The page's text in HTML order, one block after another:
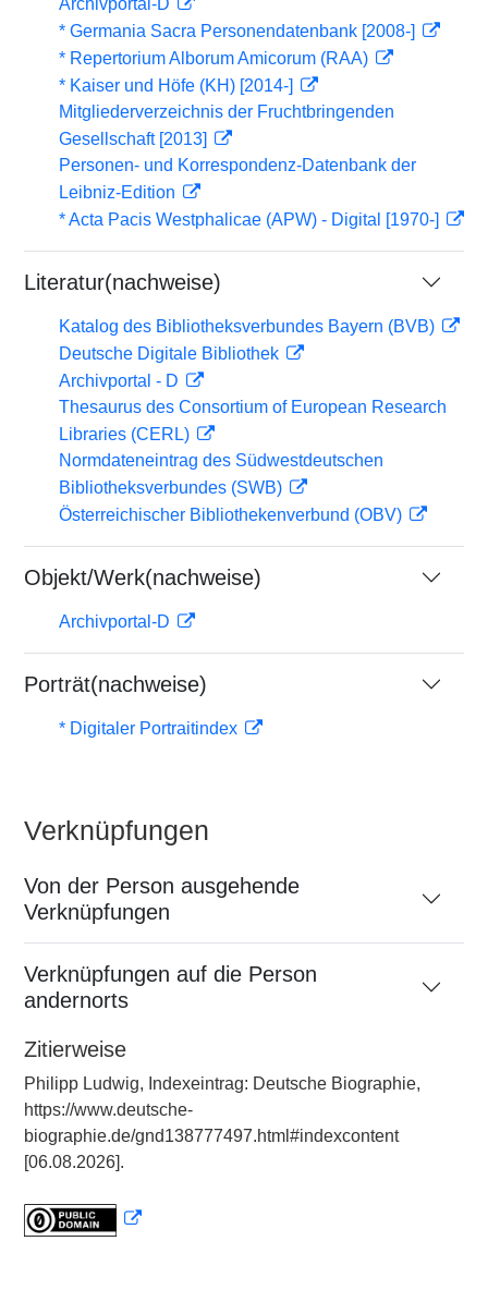
Archivportal-D
* Germania Sacra Personendatenbank [2008-]
* Repertorium Alborum Amicorum (RAA)
* Kaiser und Höfe (KH) [2014-]
Mitgliederverzeichnis der Fruchtbringenden
Gesellschaft [2013]
Personen- und Korrespondenz-Datenbank der
Leibniz-Edition
* Acta Pacis Westphalicae (APW) - Digital [1970-]
Literatur(nachweise)
Katalog des Bibliotheksverbundes Bayern (BVB)
Deutsche Digitale Bibliothek
Archivportal - D
Thesaurus des Consortium of European Research
Libraries (CERL)
Normdateneintrag des Südwestdeutschen
Bibliotheksverbundes (SWB)
Österreichischer Bibliothekenverbund (OBV)
Objekt/Werk(nachweise)
Archivportal-D
Porträt(nachweise)
* Digitaler Portraitindex
Verknüpfungen
Von der Person ausgehende
Verknüpfungen
Verknüpfungen auf die Person
andernorts
Zitierweise
Philipp Ludwig, Indexeintrag: Deutsche Biographie,
https://www.deutsche-
biographie.de/gnd138777497.html#indexcontent
[06.08.2026].